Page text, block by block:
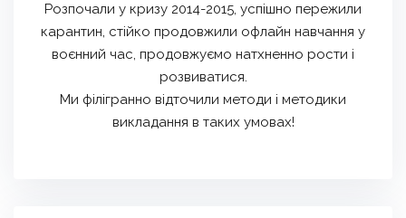
Розпочали у кризу 2014-2015, успішно пережили
карантин, стійко продовжили офлайн навчання у
воєнний час, продовжуємо натхненно рости і
розвиватися.
Ми філігранно відточили методи і методики
викладання в таких умовах!